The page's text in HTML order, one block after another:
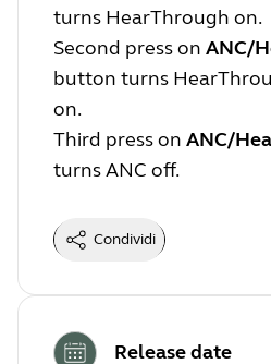
turns HearThrough on.
Second press on ANC/
button turns
on.
Third press on ANC/
turns ANC off.
Condividi
Release date